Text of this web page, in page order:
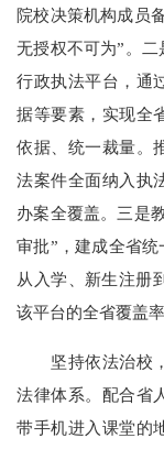
院校决策机构成员
无授权不可为”。
行政执法平台，通
据等要素，实现全
依据、统一裁量。
法案件全面纳入执
办案全覆盖。三是
审批”，建成全省
从入学、新生注册
该平台的全省覆盖
坚持依法治校，
法律体系。配合省
带手机进入课堂的